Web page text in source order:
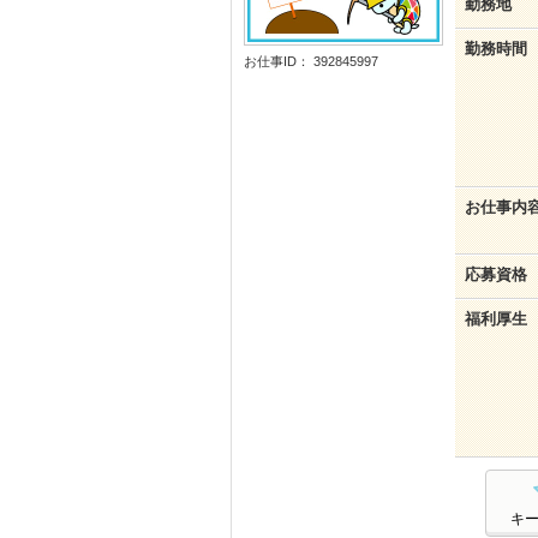
お仕事ID： 392845997
勤務地
勤務時間
お仕事内
応募資格
福利厚生
キ